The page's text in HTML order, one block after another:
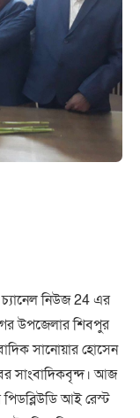
চ্যানেল নিউজ 24 এর
উপজেলার শিবপুর
সানোয়ার হোসেন
সাংবাদিকবৃন্দ। আজ
পিডব্লিউডি আই রেস্ট